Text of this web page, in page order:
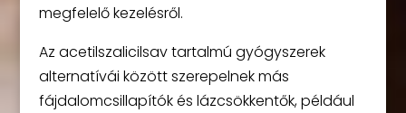
megfelelő kezelésről.
Az acetilszalicilsav tartalmú gyógyszerek
alternatívái között szerepelnek más
fájdalomcsillapítók és lázcsökkentők, például